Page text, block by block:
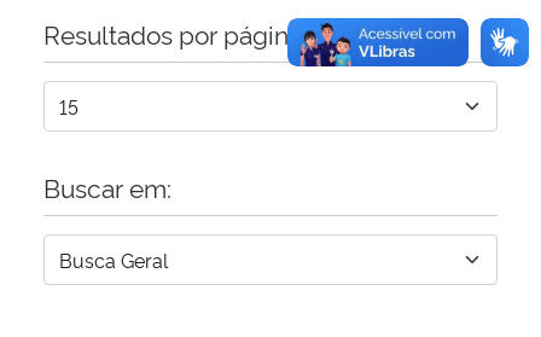
Banco Central do Brasil
Planalto
Resultados por página:
Buscar em: